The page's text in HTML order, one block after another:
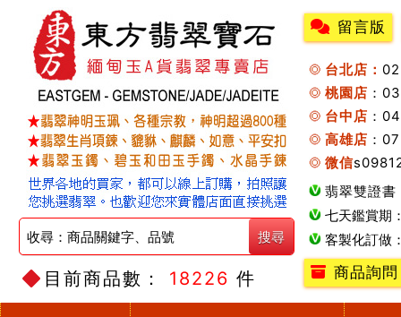
目前商品數： 18226 件
留言版
台北店：
桃園店 ：
台中店 ：
高雄店 ：
微信
翡翠雙證書
七天鑑賞期
客製化訂做
商品詢問